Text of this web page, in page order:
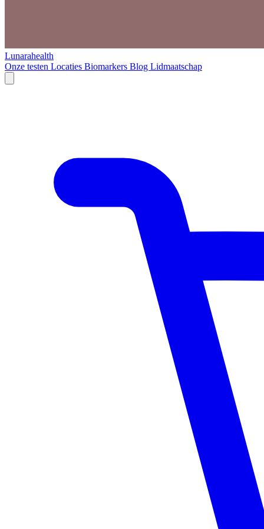
Lunarahealth
Onze testen Locaties Biomarkers Blog Lidmaatschap